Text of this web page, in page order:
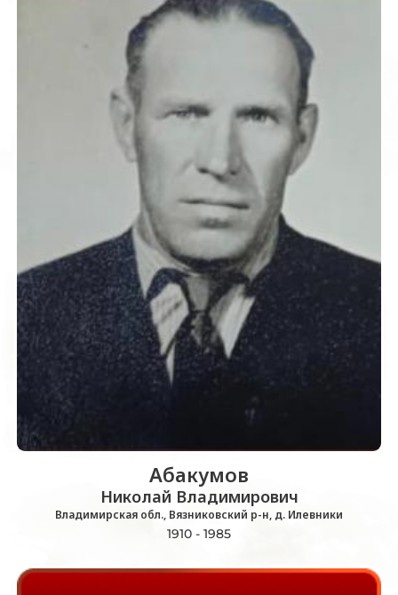
Абакумов
Николай Владимирович
Владимирская обл., Вязниковский р-н, д. Илевники
1910 - 1985